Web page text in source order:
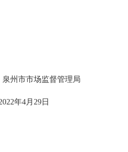
泉州市市场监督管理局
年4月29日